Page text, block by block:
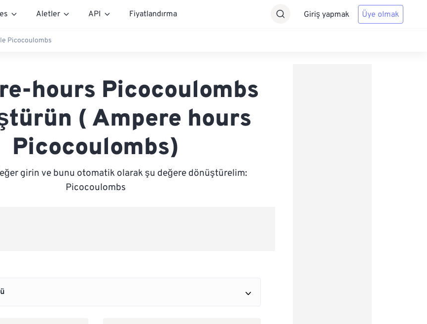
Aletler API Fiyatlandırma Giriş yapmak Üye olmak
Picocoulombs
hours Picocoulombs
( Ampere hours
Picocoulombs)
girin ve bunu otomatik olarak şu değere dönüştürelim:
Picocoulombs